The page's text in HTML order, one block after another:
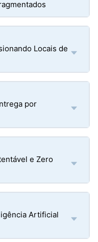
Locais de
por
e Zero
Artificial